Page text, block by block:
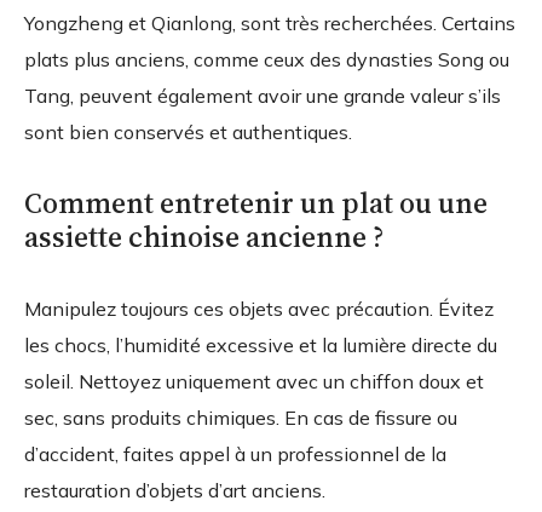
Yongzheng et Qianlong, sont très recherchées. Certains
plats plus anciens, comme ceux des dynasties Song ou
Tang, peuvent également avoir une grande valeur s’ils
sont bien conservés et authentiques.
Comment entretenir un plat ou une
assiette chinoise ancienne ?
Manipulez toujours ces objets avec précaution. Évitez
les chocs, l’humidité excessive et la lumière directe du
soleil. Nettoyez uniquement avec un chiffon doux et
sec, sans produits chimiques. En cas de fissure ou
d’accident, faites appel à un professionnel de la
restauration d’objets d’art anciens.